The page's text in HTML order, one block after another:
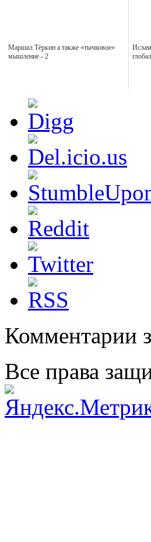
Маршал Тёркин а также «тычковое»
мышление - 2
Комментарии
Все права